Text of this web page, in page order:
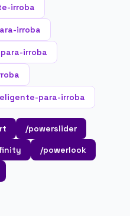
irroba
irroba
irroba
para-irroba
/powerslider
/powerlook